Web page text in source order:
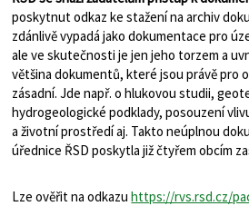
poskytnut odkaz ke stažení na archiv
zdánlivě vypadá jako dokumentace pro
ale ve skutečnosti je jen jeho torzem a
většina dokumentů, které jsou právě pro
zásadní. Jde např. o hlukovou studii,
hydrogeologické podklady, posouzení
a životní prostředí aj. Takto neúplnou
úřednice ŘSD poskytla již čtyřem obcím
Lze ověřit na odkazuhttps://rvs.rsd.cz/